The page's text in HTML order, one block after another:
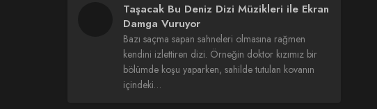
Taşacak Bu Deniz Dizi Müzikleri ile Ekran
Damga Vuruyor
Bazı saçma sapan sahneleri olmasına rağmen
kendini izlettiren dizi. Örneğin doktor kızımız bir
bölümde koşu yaparken, sahilde tutulan kovanın
içindeki…